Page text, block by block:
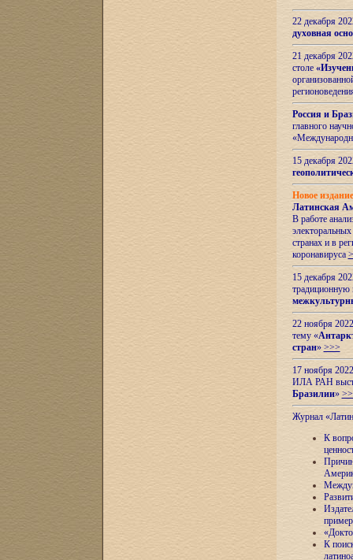
22 декабря
духовная
21 декабря
столе
Россия и
главного
15 декабря
Новое
Латинская
В работе
странах и в
коронавируса
15 декабря
22 ноября
тему «
стран» >>>
17 ноября
ИЛА РАН
Бразилии»
Журнал
К
К